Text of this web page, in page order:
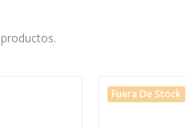
Fuera De Stock